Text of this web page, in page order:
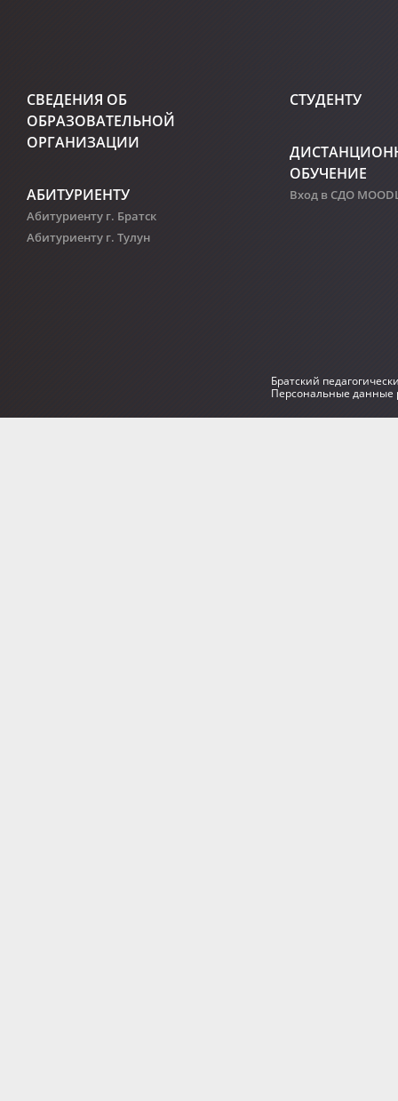
СВЕДЕНИЯ ОБ
ОБРАЗОВАТЕЛЬНОЙ
ОРГАНИЗАЦИИ
АБИТУРИЕНТУ
Абитуриенту г. Братск
Абитуриенту г. Тулун
СТУДЕНТУ
ОБУЧЕНИЕ
Вход в СДО
Братский
Персональные данные